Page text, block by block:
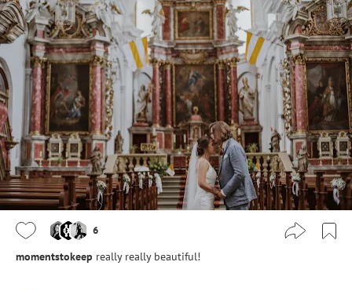
6
momentstokeep really really beautiful!